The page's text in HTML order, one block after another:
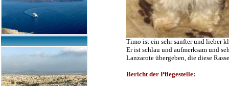
Timo ist ein sehr sanfter und lieber
Er ist schlau und aufmerksam und
Lanzarote übergeben, die diese
Bericht der Pflegestelle: